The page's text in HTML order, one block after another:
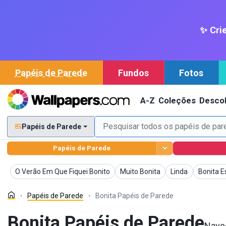
✨
Papéis de Parede Fundos Fotos
A-Z Coleções
Papéis de Parede
Papéis de Parede
O Verão Em Que Fiquei Bonito
Papéis de Parede Muito Bonita
Papéis de ParedeLinda
Papéis de Parede
Bonita
Papéis
Papéis de Parede Bonita Papéis de Parede